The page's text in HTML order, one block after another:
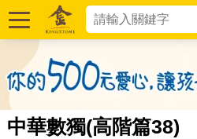
中華數獨(高階篇38)